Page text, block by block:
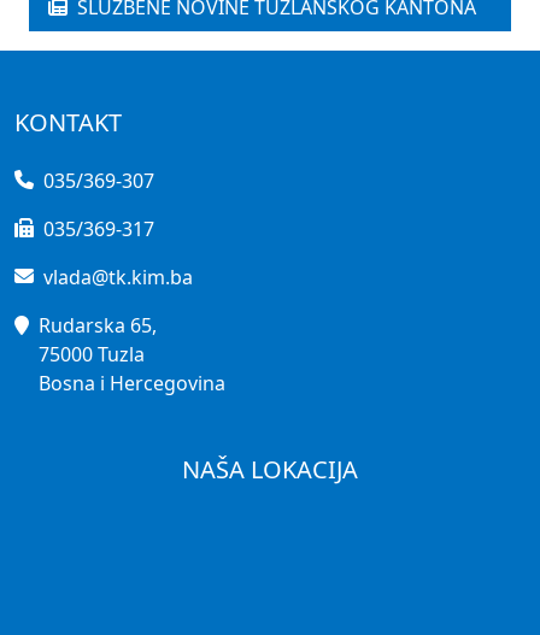
SLUŽBENE NOVINE TUZLANSKOG KANTONA
KONTAKT
035/369-307
035/369-317
vlada@tk.kim.ba
Rudarska 65,
75000 Tuzla
Bosna i Hercegovina
NAŠA LOKACIJA